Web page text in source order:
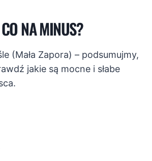
NA MINUS?
(Mała Zapora) – podsumujmy,
jakie są mocne i słabe